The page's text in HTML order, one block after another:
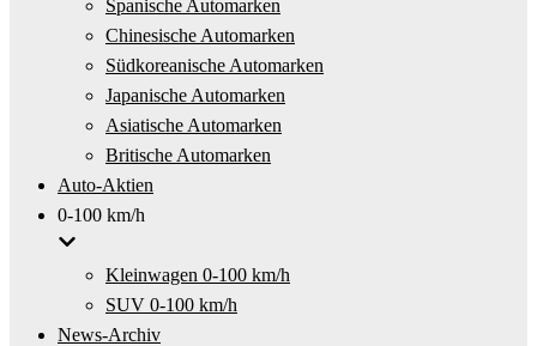
Spanische Automarken
Chinesische Automarken
Südkoreanische Automarken
Japanische Automarken
Asiatische Automarken
Britische Automarken
Auto-Aktien
0-100 km/h
Kleinwagen 0-100 km/h
SUV 0-100 km/h
News-Archiv